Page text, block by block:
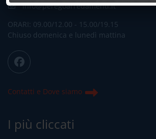
info@peregoarredamenti.it
ORARI: 09.00/12.00 - 15.00/19.15
Chiuso domenica e lunedì mattina
Contatti e Dove siamo
I più cliccati